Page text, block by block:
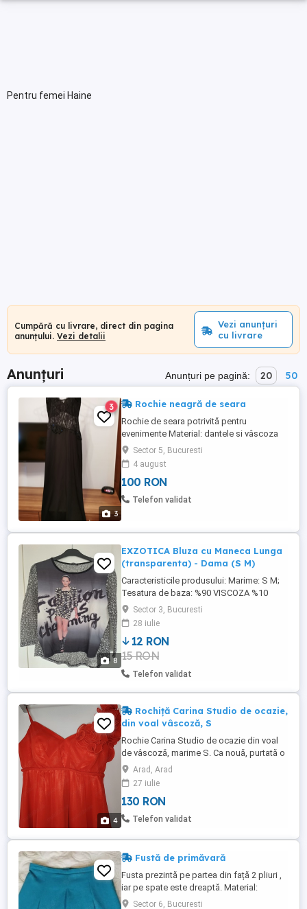
Pentru femei Haine
Cumpără cu livrare, direct din pagina
anunțului. Vezi detalii
Vezi anunțuri
cu livrare
Anunțuri Anunțuri pe pagină: 20 50
3
3 Rochie neagră de seara
Rochie de seara potrivită pentru
evenimente Material: dantele si vâscoza
Culoare: negru
Sector 5, Bucuresti
4 august
100 RON
Telefon validat
8
EXZOTICA Bluza cu Maneca Lunga
(transparenta) - Dama (S M)
Caracteristicile produsului: Marime: S M;
Tesatura de baza: %90 VISCOZA %10
ELASTAN; Model: Imprimeu; Brand:
EXZOTICA; Lungimea manecii: Maneca
lunga; Gen: Dama.
Sector 3, Bucuresti
28 iulie
12 RON
15 RON
Telefon validat
4
Rochiță Carina Studio de ocazie,
din voal vâscoză, S
Rochie Carina Studio de ocazie din voal
de vâscoză, marime S. Ca nouă, purtată o
singură dată! Are o culoare minunată roșu
- piersică, si un croi care o face potrivită
pentru vară. Are bustieră inclusă și o
decorație florală din același material, care
curge pe o bretea.
Arad, Arad
27 iulie
130 RON
Telefon validat
Fustă de primăvară
Fusta prezintă pe partea din față 2 pliuri ,
iar pe spate este dreaptă. Material:
tesătura este una densă și ușor elastică,
Sector 6, Bucuresti